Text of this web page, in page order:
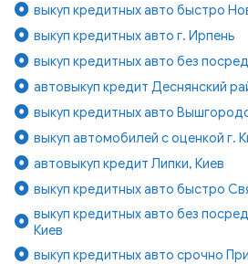
выкуп кредитных авто быстро
выкуп кредитных авто г. Ирпень
выкуп кредитных авто без
автовыкуп кредит Деснянский
выкуп кредитных авто
выкуп автомобилей с оценкой г.
автовыкуп кредит Липки, Киев
выкуп кредитных авто быстро
выкуп кредитных авто без
Киев
выкуп кредитных авто срочно